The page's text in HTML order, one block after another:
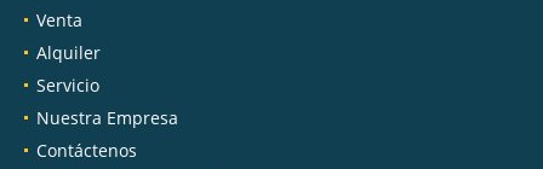
Venta
Alquiler
Servicio
Nuestra Empresa
Contáctenos